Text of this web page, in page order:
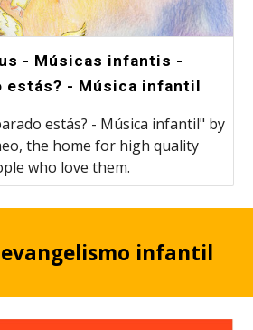
- Músicas infantis -
estás? - Música infantil
estás? - Música infantil" by
the home for high quality
who love them.
infantil